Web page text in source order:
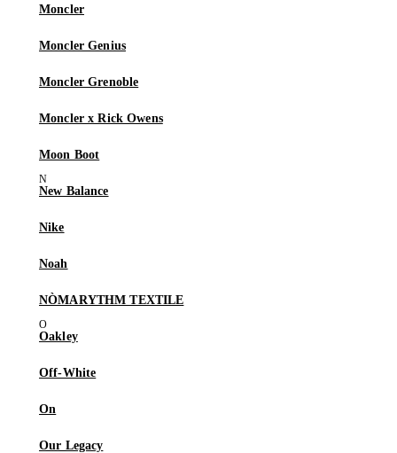
Moncler
Moncler Genius
Moncler Grenoble
Moncler x Rick Owens
Moon Boot
New Balance
Nike
Noah
NÒMARYTHM TEXTILE
Oakley
Off-White
On
Our Legacy